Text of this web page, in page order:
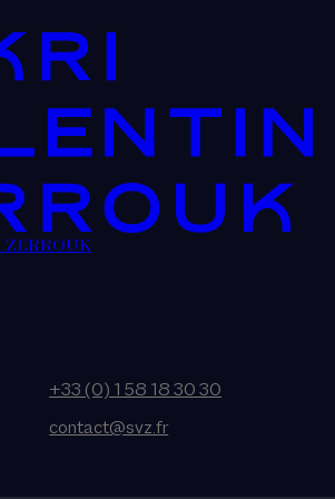
ZERROUK
+33 (0) 1 58 18 30 30
contact@svz.fr